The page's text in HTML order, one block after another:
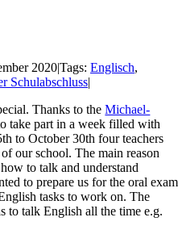
2020|Tags: Englisch,
Schulabschluss|
Thanks to theMichael-
take part in a week filled with
to October 30th four teachers
our school. The main reason
to talk and understand
to prepare us for the oral exam
tasks to work on. The
to talk English all the time e.g.